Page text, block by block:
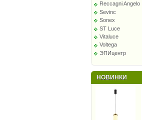
Reccagni Angelo
Sevinc
Sonex
ST Luce
Vitaluce
Voltega
ЭПИцентр
НОВИНКИ